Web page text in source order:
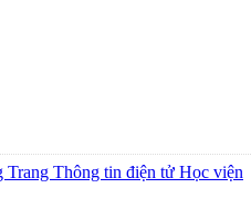
Thông tin điện tử Học viện